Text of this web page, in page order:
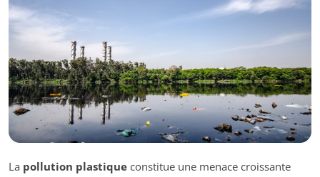
La pollution plastique constitue une menace croissante